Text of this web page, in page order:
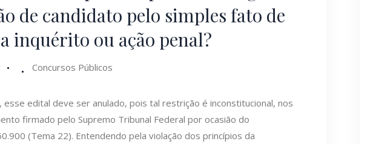
de candidato pelo simples fato de
inquérito ou ação penal?
Concursos Públicos
esse edital deve ser anulado, pois tal restrição é inconstitucional, nos
firmado pelo Supremo Tribunal Federal por ocasião do
(Tema 22). Entendendo pela violação dos princípios da